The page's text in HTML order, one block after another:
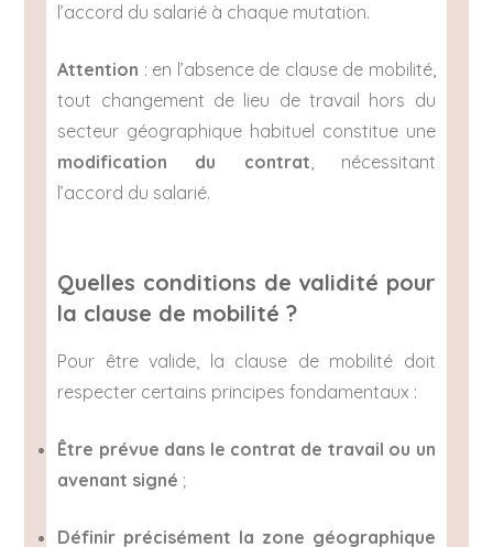
l’accord du salarié à chaque mutation.
Attention : en l’absence de clause de mobilité,
tout changement de lieu de travail hors du
secteur géographique habituel constitue une
modification du contrat, nécessitant
l’accord du salarié.
Quelles conditions de validité pour
la clause de mobilité ?
Pour être valide, la clause de mobilité doit
respecter certains principes fondamentaux :
Être prévue dans le contrat de travail ou un
avenant signé ;
Définir précisément la zone géographique